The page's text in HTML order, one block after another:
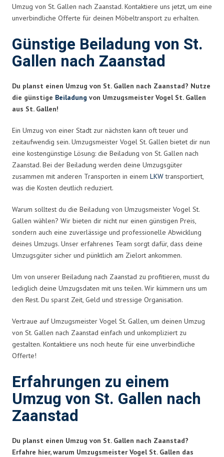
Umzug von St. Gallen nach Zaanstad. Kontaktiere uns jetzt, um eine
unverbindliche Offerte für deinen Möbeltransport zu erhalten.
Günstige Beiladung von St.
Gallen nach Zaanstad
Du planst einen Umzug von St. Gallen nach Zaanstad? Nutze
die günstige Beiladung von Umzugsmeister Vogel St. Gallen
aus St. Gallen!
Ein Umzug von einer Stadt zur nächsten kann oft teuer und
zeitaufwendig sein. Umzugsmeister Vogel St. Gallen bietet dir nun
eine kostengünstige Lösung: die Beiladung von St. Gallen nach
Zaanstad. Bei der Beiladung werden deine Umzugsgüter
zusammen mit anderen Transporten in einem LKWtransportiert,
was die Kosten deutlich reduziert.
Warum solltest du die Beiladung von Umzugsmeister Vogel St.
Gallen wählen? Wir bieten dir nicht nur einen günstigen Preis,
sondern auch eine zuverlässige und professionelle Abwicklung
deines Umzugs. Unser erfahrenes Team sorgt dafür, dass deine
Umzugsgüter sicher und pünktlich am Zielort ankommen.
Um von unserer Beiladung nach Zaanstad zu profitieren, musst du
lediglich deine Umzugsdaten mit uns teilen. Wir kümmern uns um
den Rest. Du sparst Zeit, Geld und stressige Organisation.
Vertraue auf Umzugsmeister Vogel St. Gallen, um deinen Umzug
von St. Gallen nach Zaanstad einfach und unkompliziert zu
gestalten. Kontaktiere uns noch heute für eine unverbindliche
Offerte!
Erfahrungen zu einem
Umzug von St. Gallen nach
Zaanstad
Du planst einen Umzug von St. Gallen nach Zaanstad?
Erfahre hier, warum Umzugsmeister Vogel St. Gallen das